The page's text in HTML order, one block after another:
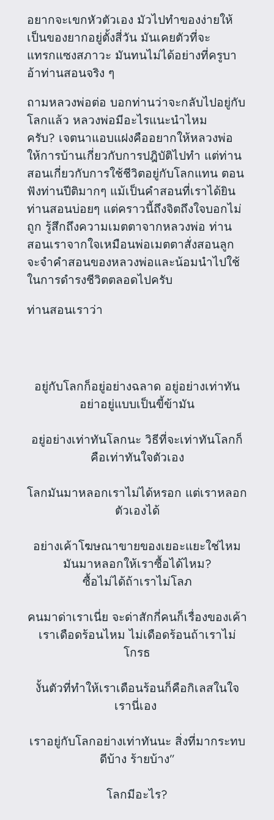
อยากจะเขกหัวตัวเอง มัวไปทำของง่ายให้
เป็นของยากอยู่ตั้งสี่วัน มันเคยตัวที่จะ
แทรกแซงสภาวะ มันทนไม่ได้อย่างที่ครูบา
อ้าท่านสอนจริง ๆ
ถามหลวงพ่อต่อ บอกท่านว่าจะกลับไปอยู่กับ
โลกแล้ว หลวงพ่อมีอะไรแนะนำไหม
ครับ? เจตนาแอบแฝงคืออยากให้หลวงพ่อ
ให้การบ้านเกี่ยวกับการปฎิบัติไปทำ แต่ท่าน
สอนเกี่ยวกับการใช้ชีวิตอยู่กับโลกแทน ตอน
ฟังท่านปีติมากๆ แม้เป็นคำสอนที่เราได้ยิน
ท่านสอนบ่อยๆ แต่คราวนี้ถึงจิตถึงใจบอกไม่
ถูก รู้สึกถึงความเมตตาจากหลวงพ่อ ท่าน
สอนเราจากใจเหมือนพ่อเมตตาสั่งสอนลูก
จะจำคำสอนของหลวงพ่อและน้อมนำไปใช้
ในการดำรงชีวิตตลอดไปครับ
ท่านสอนเราว่า
อยู่กับโลกก็อยู่อย่างฉลาด อยู่อย่างเท่าทัน
อย่าอยู่แบบเป็นขี้ข้ามัน
อยู่อย่างเท่าทันโลกนะ วิธีที่จะเท่าทันโลกก็
คือเท่าทันใจตัวเอง
โลกมันมาหลอกเราไม่ได้หรอก แต่เราหลอก
ตัวเองได้
อย่างเค้าโฆษณาขายของเยอะแยะใช่ไหม
มันมาหลอกให้เราซื้อได้ไหม?
ซื้อไม่ได้ถ้าเราไม่โลภ
คนมาด่าเราเนี่ย จะด่าสักกี่คนก็เรื่องของเค้า
เราเดือดร้อนไหม ไม่เดือดร้อนถ้าเราไม่
โกรธ
งั้นตัวที่ทำให้เราเดือนร้อนก็คือกิเลสในใจ
เรานี่เอง
เราอยู่กับโลกอย่างเท่าทันนะ สิ่งที่มากระทบ
ดีบ้าง ร้ายบ้าง”
โลกมีอะไร?